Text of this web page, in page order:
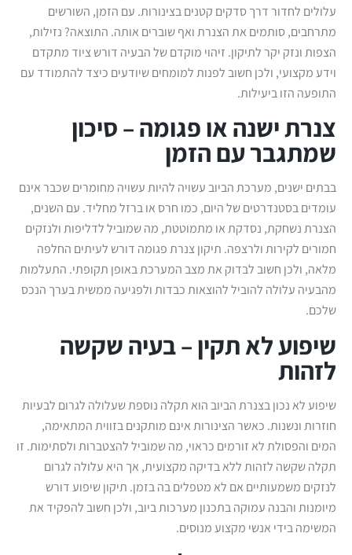
עלולים לחדור דרך סדקים קטנים בצינורות. עם הזמן, השורשים
מתרחבים, סותמים את הצנרת ואף שוברים אותה. התוצאה? נזילות,
הצפות ונזק יקר לתיקון. זיהוי מוקדם של הבעיה דורש ציוד מתקדם
וידע מקצועי, ולכן חשוב לפנות למומחים שיודעים כיצד להתמודד עם
התופעה הזו ביעילות.
צנרת ישנה או פגומה – סיכון
שמתגבר עם הזמן
בבתים ישנים, מערכת הביוב עשויה להיות עשויה מחומרים שכבר אינם
עומדים בסטנדרטים של היום, כמו חרס או ברזל מחליד. עם השנים,
הצנרת נשחקת, נסדקת או מתמוטטת, מה שמוביל לדליפות ולנזקים
חמורים לקירות ולרצפה. תיקון צנרת פגומה דורש לעיתים החלפה
מלאה, ולכן חשוב לבדוק את מצב המערכת באופן תקופתי. התעלמות
מהבעיה עלולה להוביל להוצאות כבדות ולפגיעה ממשית בערך הנכס
שלכם.
שיפוע לא תקין – בעיה שקשה
לזהות
שיפוע לא נכון בצנרת הביוב הוא תקלה נוספת שעלולה לגרום לבעיות
חוזרות ונשנות. כאשר הצינורות אינם מותקנים בזווית המתאימה,
המים והפסולת לא זורמים כראוי, מה שמוביל להצטברות ולסתימות. זו
תקלה שקשה לזהות ללא בדיקה מקצועית, אך היא עלולה לגרום
לנזקים משמעותיים אם לא מטפלים בה בזמן. תיקון שיפוע דורש
מיומנות והבנה עמוקה בתכנון מערכות ביוב, ולכן חשוב להפקיד את
המשימה בידי אנשי מקצוע מנוסים.